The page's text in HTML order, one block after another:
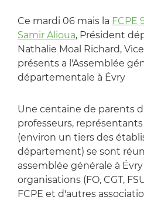
Ce mardi 06 mais la FCPE
Samir Alioua, Président
Nathalie Moal Richard,
présents a l'Assemblée
départementale à Évry
Une centaine de parents
professeurs,
(environ un tiers des
département) se sont
assemblée générale à Évry
organisations (FO, CGT,
FCPE et d'autres